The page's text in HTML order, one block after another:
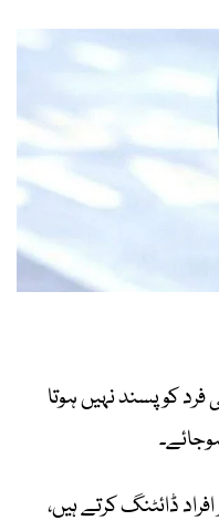
کو پسند نہیں ہوتا
ڈائٹنگ کرتے ہیں،